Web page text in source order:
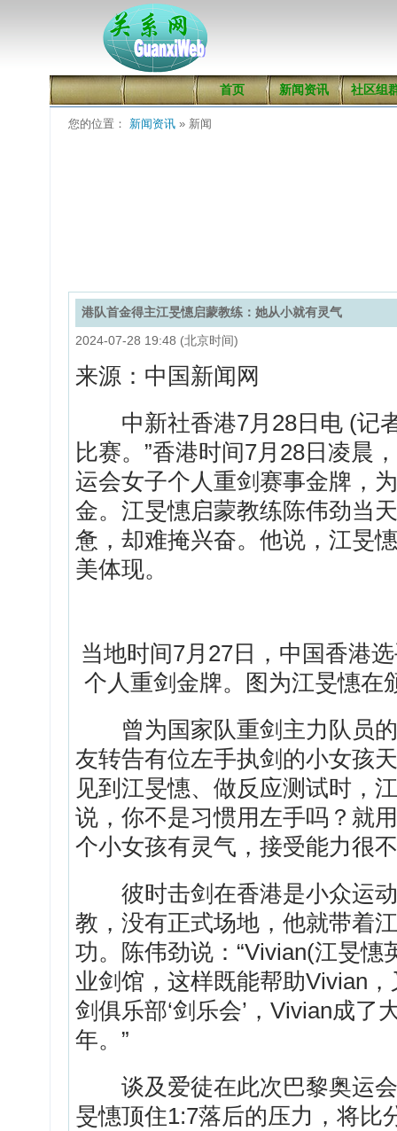
首页 新闻资讯 社区组
您的位置： 新闻资讯» 新闻
港队首金得主江旻憓启蒙教练：她从小就有灵气
2024-07-28 19:48 (北京时间)
来源：中国新闻网
中新社香港7月28日电 (记者
比赛。”香港时间7月28日凌晨
运会女子个人重剑赛事金牌，
金。江旻憓启蒙教练陈伟劲当
惫，却难掩兴奋。他说，江旻
美体现。
当地时间7月27日，中国香港
个人重剑金牌。图为江旻憓在
曾为国家队重剑主力队员的
友转告有位左手执剑的小女孩
见到江旻憓、做反应测试时，
说，你不是习惯用左手吗？就
个小女孩有灵气，接受能力很
彼时击剑在香港是小众运动
教，没有正式场地，他就带着
功。陈伟劲说：“Vivian(江旻
业剑馆，这样既能帮助Vivian
剑俱乐部‘剑乐会’，Vivian成
年。”
谈及爱徒在此次巴黎奥运会
旻憓顶住1:7落后的压力，将比